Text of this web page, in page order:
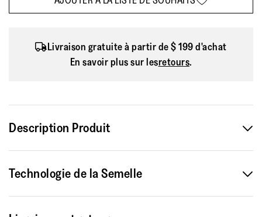
Livraison gratuite à partir de $ 199 d'achat
En savoir plus sur lesretours.
Description Produit
sentiero/cross-country anche in condizioni estreme. (Questa
Technologie de la Semelle